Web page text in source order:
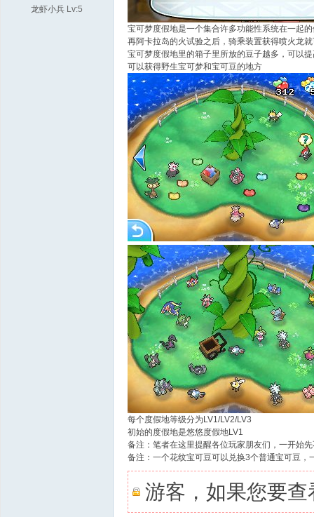
龙虾小兵 Lv:5
宝可梦度假地是一个集合许多功能性系统在一起
再阿卡拉岛的火试验之后，骑乘装置获得喷火龙
宝可梦度假地里的箱子里所放的豆子越多，可以
可以获得野生宝可梦和宝可豆的地方
每个度假地等级分为LV1/LV2/LV3
初始的度假地是悠悠度假地LV1
备注：笔者在这里提醒各位玩家朋友们，一开始
备注：一个花纹宝可豆可以兑换3个普通宝可豆
游客，如果您要